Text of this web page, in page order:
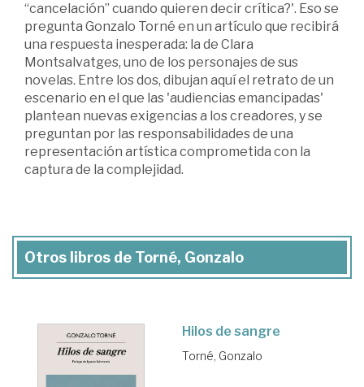
“cancelación” cuando quieren decir crítica?'. Eso se
pregunta Gonzalo Torné en un artículo que recibirá
una respuesta inesperada: la de Clara
Montsalvatges, uno de los personajes de sus
novelas. Entre los dos, dibujan aquí el retrato de un
escenario en el que las 'audiencias emancipadas'
plantean nuevas exigencias a los creadores, y se
preguntan por las responsabilidades de una
representación artística comprometida con la
captura de la complejidad.
Otros libros de Torné, Gonzalo
Hilos de sangre
Torné, Gonzalo